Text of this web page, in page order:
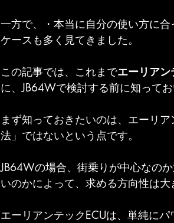
一方で、・本当に自分の使い方に
ケースも多く見てきました。
この記事では、これまでエーリアン
に、JB64Wで検討する前に知って
まず知っておきたいのは、エーリ
法」ではないという点です。
JB64Wの場合、街乗りが中心なの
いのかによって、求める方向性は大
エーリアンテックECUは、単純に